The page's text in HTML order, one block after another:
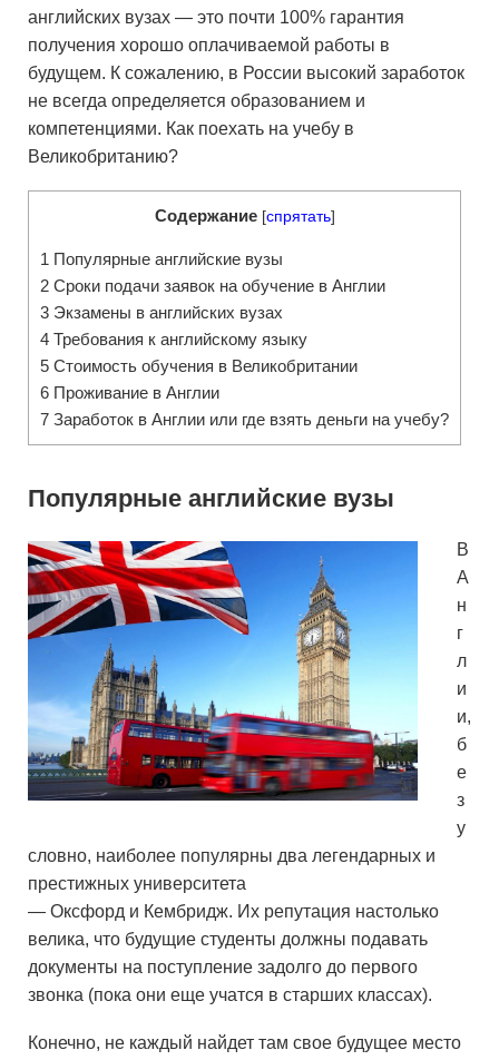
английских вузах — это почти 100% гарантия
получения хорошо оплачиваемой работы в
будущем. К сожалению, в России высокий заработок
не всегда определяется образованием и
компетенциями. Как поехать на учебу в
Великобританию?
Содержание [спрятать]
1 Популярные английские вузы
2 Сроки подачи заявок на обучение в Англии
3 Экзамены в английских вузах
4 Требования к английскому языку
5 Стоимость обучения в Великобритании
6 Проживание в Англии
7 Заработок в Англии или где взять деньги на учебу?
Популярные английские вузы
В
А
н
г
л
и
и,
б
е
з
у
словно, наиболее популярны два легендарных и
престижных университета
— Оксфорд и Кембридж. Их репутация настолько
велика, что будущие студенты должны подавать
документы на поступление задолго до первого
звонка (пока они еще учатся в старших классах).
Конечно, не каждый найдет там свое будущее место